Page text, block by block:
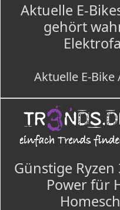
Aktuelle E-
gehört
Aktuelle E-Bike
Günstige
Power für